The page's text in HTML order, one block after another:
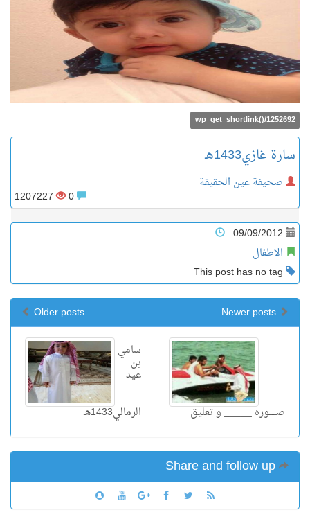
wp_get_shortlink()/1252692
سارة غازي1433هـ
صحيفة عين الحقيقة
1207227
09/09/2012
الاطفال
Older posts
سامي
بن
عيد
الرمالي1433هـ
صـــــوره _____ و تعليق